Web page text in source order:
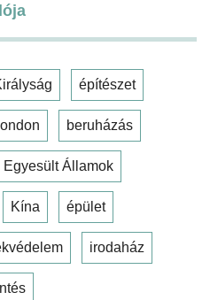
építészet
london beruházás
Egyesült Államok
Kína épület
irodaház